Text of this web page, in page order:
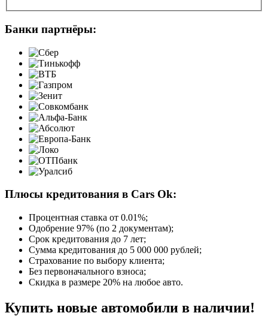
Банки партнёры:
Плюсы кредитования в Cars Ok:
Процентная ставка от 0.01%;
Одобрение 97% (по 2 документам);
Срок кредитования до 7 лет;
Сумма кредитования до 5 000 000 рублей;
Страхование по выбору клиента;
Без первоначального взноса;
Скидка в размере 20% на любое авто.
Купить новые автомобили в наличии!